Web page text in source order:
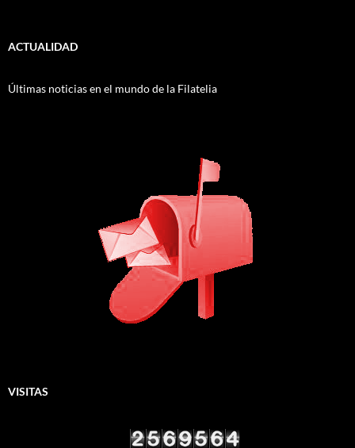
ACTUALIDAD
Últimas noticias en el mundo de la Filatelia
VISITAS